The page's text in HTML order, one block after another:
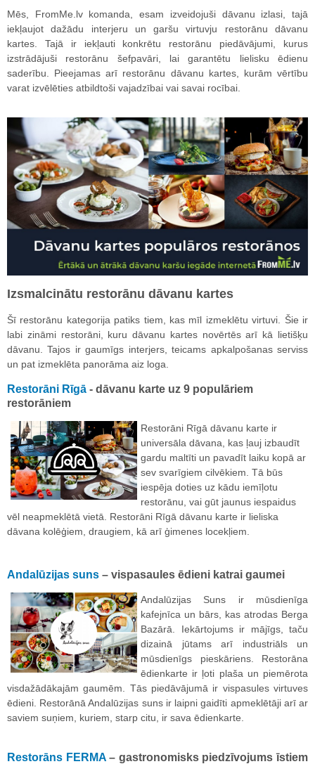
Mēs, FromMe.lv komanda, esam izveidojuši dāvanu izlasi, tajā
iekļaujot dažādu interjeru un garšu virtuvju restorānu dāvanu
kartes. Tajā ir iekļauti konkrētu restorānu piedāvājumi, kurus
izstrādājuši restorānu šefpavāri, lai garantētu lielisku ēdienu
saderību. Pieejamas arī restorānu dāvanu kartes, kurām vērtību
varat izvēlēties atbildtoši vajadzībai vai savai rocībai.
Izsmalcinātu restorānu dāvanu kartes
Šī restorānu kategorija patiks tiem, kas mīl izmeklētu virtuvi. Šie ir
labi zināmi restorāni, kuru dāvanu kartes novērtēs arī kā lietišķu
dāvanu. Tajos ir gaumīgs interjers, teicams apkalpošanas serviss
un pat izmeklēta panorāma aiz loga.
Restorāni Rīgā - dāvanu karte uz 9 populāriem
restorāniem
Restorāni Rīgā dāvanu karte ir
universāla dāvana, kas ļauj izbaudīt
gardu maltīti un pavadīt laiku kopā ar
sev svarīgiem cilvēkiem. Tā būs
iespēja doties uz kādu iemīļotu
restorānu, vai gūt jaunus iespaidus
vēl neapmeklētā vietā. Restorāni Rīgā dāvanu karte ir lieliska
dāvana kolēģiem, draugiem, kā arī ģimenes locekļiem.
Andalūzijas suns – vispasaules ēdieni katrai gaumei
Andalūzijas Suns ir mūsdienīga
kafejnīca un bārs, kas atrodas Berga
Bazārā. Iekārtojums ir mājīgs, taču
dizainā jūtams arī industriāls un
mūsdienīgs pieskāriens. Restorāna
ēdienkarte ir ļoti plaša un piemērota
visdažādākajām gaumēm. Tās piedāvājumā ir vispasules virtuves
ēdieni. Restorānā Andalūzijas suns ir laipni gaidīti apmeklētāji arī ar
saviem suņiem, kuriem, starp citu, ir sava ēdienkarte.
Restorāns FERMA– gastronomisks piedzīvojums īstiem